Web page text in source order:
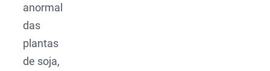
anormal
das
plantas
de soja,